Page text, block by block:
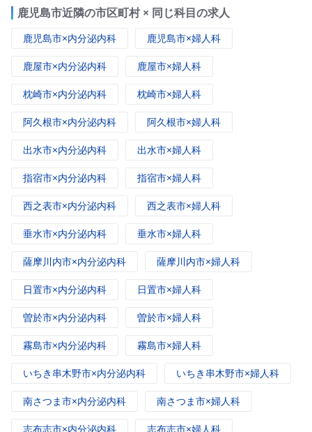
鹿児島市近隣の市区町村 × 同じ科目の求人
鹿児島市×内分泌内科 鹿児島市×婦人科
鹿屋市×内分泌内科 鹿屋市×婦人科
枕崎市×内分泌内科 枕崎市×婦人科
阿久根市×内分泌内科 阿久根市×婦人科
出水市×内分泌内科 出水市×婦人科
指宿市×内分泌内科 指宿市×婦人科
西之表市×内分泌内科 西之表市×婦人科
垂水市×内分泌内科 垂水市×婦人科
薩摩川内市×内分泌内科 薩摩川内市×婦人科
日置市×内分泌内科 日置市×婦人科
曽於市×内分泌内科 曽於市×婦人科
霧島市×内分泌内科 霧島市×婦人科
いちき串木野市×内分泌内科 いちき串木野市×婦人科
南さつま市×内分泌内科 南さつま市×婦人科
志布志市×内分泌内科 志布志市×婦人科